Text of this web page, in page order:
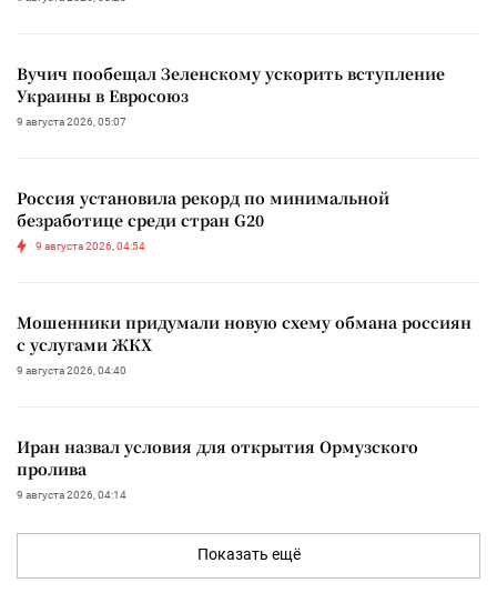
Вучич пообещал Зеленскому ускорить вступление
Украины в Евросоюз
9 августа 2026, 05:07
Россия установила рекорд по минимальной
безработице среди стран G20
9 августа 2026, 04:54
Мошенники придумали новую схему обмана россиян
с услугами ЖКХ
9 августа 2026, 04:40
Иран назвал условия для открытия Ормузского
пролива
9 августа 2026, 04:14
Показать ещё